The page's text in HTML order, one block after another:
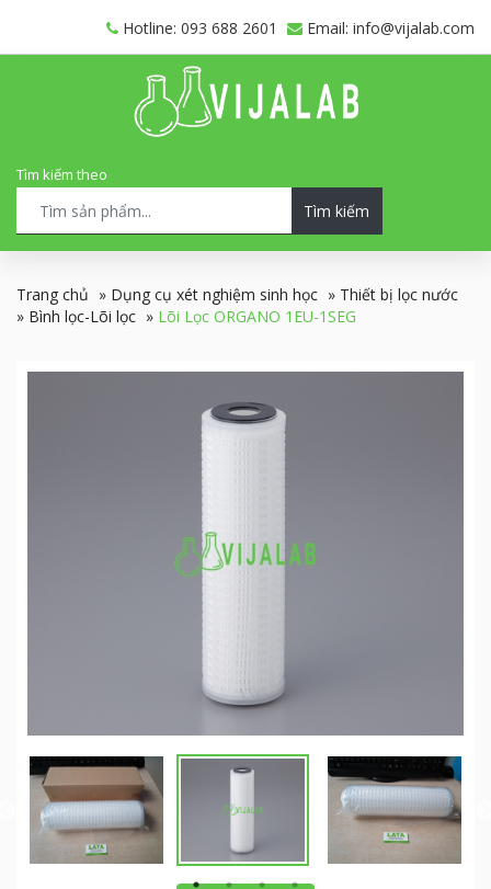
Hotline: 093 688 2601 Email: info@vijalab.com
Tìm kiếm theo
Tìm kiếm
Trang chủ » Dụng cụ xét nghiệm sinh học » Thiết bị lọc nước
» Bình lọc-Lõi lọc » Lõi Lọc ORGANO 1EU-1SEG